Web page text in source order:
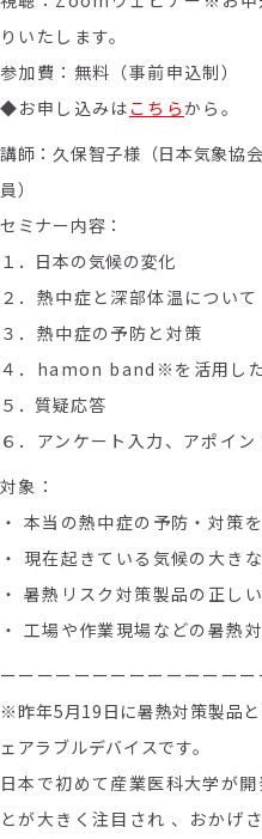
りいたします。
参加費：無料（事前申込制）
◆お申し込みは こちらから。
講師：久保智子様（日本気象協
員）
セミナー内容：
１．日本の気候の変化
２．熱中症と深部体温について
３．熱中症の予防と対策
４．hamon band※ を活用し
５．質疑応答
６．アンケート入力、アポイ
対象：
・ 本当の熱中症の予防・対策
・ 現在起きている気候の大き
・ 暑熱リスク対策製品の正し
・ 工場や作業現場などの暑熱
ーーーーーーーーーーーーー
※昨年5月19日に暑熱対策製品
ェアラブルデバイスです。
日本で初めて産業医科大学が
とが大きく注目され 、 おかげ